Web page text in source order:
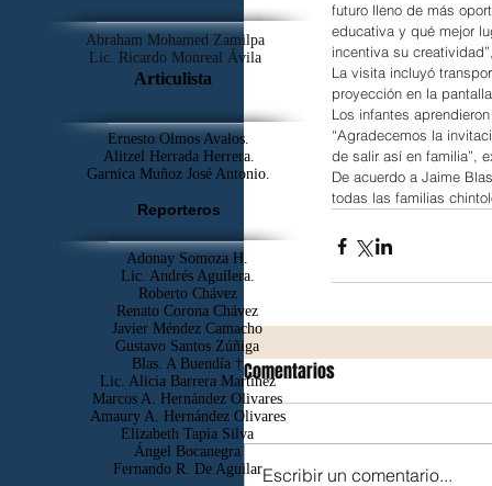
futuro lleno de más
educativa y qué mejor
incentiva su
La visita incluyó
proyección en la
Los infantes
“Agradecemos la
de salir así en familia”,
De acuerdo a Jaime
todas las familias
Comentarios
Escribir un comentario...
Abraham Mohamed Zamilpa
Lic. Ricardo Monreal Ávila
Articulista
Ernesto Olmos Avalos.
Alitzel Herrada Herrera.
Garnica Muñoz José Antonio.
Reporteros
Adonay Somoza H.
Lic. Andrés Aguilera.
Roberto Chávez
Renato Corona Chávez
Javier Méndez Camacho
Gustavo Santos Zúñiga
Blas. A Buendía †
​Lic. Alicia Barrera Martínez
Marcos A. Hernández Olivares
Amaury A. Hernández Olivares
Elizabeth Tapia Silva
Ángel Bocanegra
Fernando R. De Aguilar